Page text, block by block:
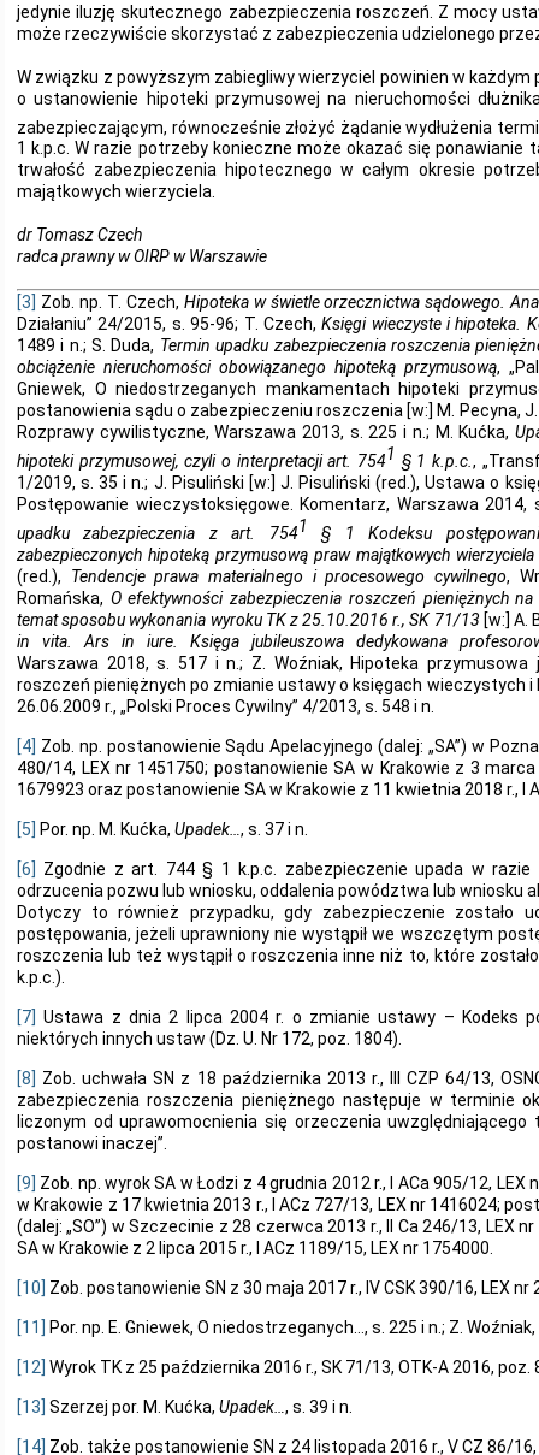
jedynie iluzję skutecznego zabezpieczenia roszczeń. Z mocy
może rzeczywiście skorzystać z zabezpieczenia udzielonego
W związku z powyższym zabiegliwy wierzyciel powinien w każdym
o ustanowienie hipoteki przymusowej na nieruchomości
zabezpieczającym, równocześnie złożyć żądanie wydłużenia
1 k.p.c. W razie potrzeby konieczne może okazać się ponawianie
trwałość zabezpieczenia hipotecznego w całym okresie
majątkowych wierzyciela.
dr Tomasz Czech
radca prawny w OIRP w Warszawie
[3] Zob. np. T. Czech, Hipoteka w świetle orzecznictwa sądowego.
Działaniu” 24/2015, s. 95-96; T. Czech,Księgi wieczyste i hipoteka.
1489 i n.; S. Duda, Termin upadku zabezpieczenia roszczenia
obciążenie nieruchomości obowiązanego hipoteką przymusową,
Gniewek, O niedostrzeganych mankamentach hipoteki
postanowienia sądu o zabezpieczeniu roszczenia [w:] M. Pecyna,
Rozprawy cywilistyczne, Warszawa 2013, s. 225 i n.; M. Kućka,
hipoteki przymusowej, czyli o interpretacji art. 7541 § 1 k.p.c. ,
1/2019, s. 35 i n.; J. Pisuliński [w:] J. Pisuliński (red.), Ustawa o
Postępowanie wieczystoksięgowe. Komentarz, Warszawa 2014,
upadku zabezpieczenia z art. 7541
§ 1 Kodeksu
zabezpieczonych hipoteką przymusową praw majątkowych wierzyciela
(red.), Tendencje prawa materialnego i procesowego cywilnego,
Romańska, O efektywności zabezpieczenia roszczeń pieniężnych
temat sposobu wykonania wyroku TK z 25.10.2016 r., SK 71/13 [w:] A.
in vita. Ars in iure. Księga jubileuszowa dedykowana
Warszawa 2018, s. 517 i n.; Z. Woźniak, Hipoteka przymusowa
roszczeń pieniężnych po zmianie ustawy o księgach wieczystych
26.06.2009 r., „Polski Proces Cywilny” 4/2013, s. 548 i n.
[4] Zob. np. postanowienie Sądu Apelacyjnego (dalej: „SA”) w
480/14, LEX nr 1451750; postanowienie SA w Krakowie z 3
1679923 oraz postanowienie SA w Krakowie z 11 kwietnia 2018 r., I
[5] Por. np. M. Kućka, Upadek… , s. 37 i n.
[6] Zgodnie z art. 744 § 1 k.p.c. zabezpieczenie upada w
odrzucenia pozwu lub wniosku, oddalenia powództwa lub wniosku
Dotyczy to również przypadku, gdy zabezpieczenie zostało
postępowania, jeżeli uprawniony nie wystąpił we wszczętym
roszczenia lub też wystąpił o roszczenia inne niż to, które
k.p.c.).
[7] Ustawa z dnia 2 lipca 2004 r. o zmianie ustawy – Kodeks
niektórych innych ustaw (Dz. U. Nr 172, poz. 1804).
[8] Zob. uchwała SN z 18 października 2013 r., III CZP 64/13,
zabezpieczenia roszczenia pieniężnego następuje w terminie
liczonym od uprawomocnienia się orzeczenia
postanowi inaczej”.
[9] Zob. np. wyrok SA w Łodzi z 4 grudnia 2012 r., I ACa 905/12,
w Krakowie z 17 kwietnia 2013 r., I ACz 727/13, LEX nr 1416024;
(dalej: „SO”) w Szczecinie z 28 czerwca 2013 r., II Ca 246/13, LEX
SA w Krakowie z 2 lipca 2015 r., I ACz 1189/15, LEX nr 1754000.
[10] Zob. postanowienie SN z 30 maja 2017 r., IV CSK 390/16, LEX nr
[11] Por. np. E. Gniewek, O niedostrzeganych…, s. 225 i n.; Z.
[12] Wyrok TK z 25 października 2016 r., SK 71/13, OTK-A 2016, poz.
[13] Szerzej por. M. Kućka, Upadek… , s. 39 i n.
[14] Zob. także postanowienie SN z 24 listopada 2016 r., V CZ 86/